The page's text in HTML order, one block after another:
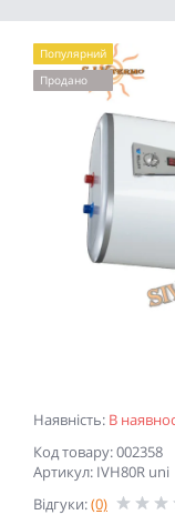
Наявність: В
Код товару: 002358
Артикул: IVH80R uni
Відгуки:(0)
Популярний
Продано